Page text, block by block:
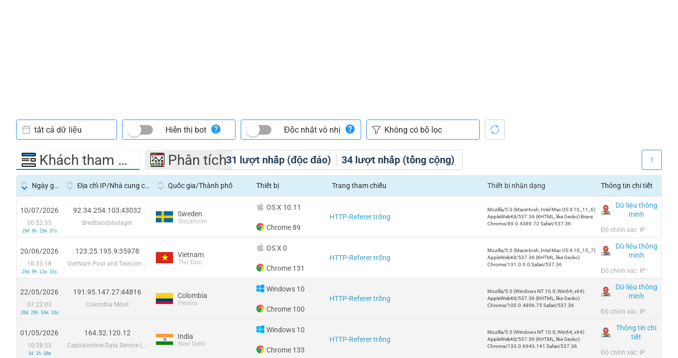
31 lượt nhấp (độc đáo) 34 lượt nhấp (tổng cộng)
tất cả dữ liệu Hiển thị bot Độc nhất vô nhị
Khách tham quan Phân tích 1
Ngày giờ Địa chỉ IP/Nhà cung cấp dịch vụ Quốc gia/Thành phố Thiết bị Trang tham chiếu Thiết bị nhận dạng Thông tin chi tiết
10/07/2026
00:52:55
19d 8h 19m 37s
92.34.254.103:43032
Bredbandsbolaget
Sweden
Stockholm
OS X 10.11
Chrome 89
HTTP-Referer trống
Mozilla/5.0 (Macintosh; Intel Mac OS X 10_11_6)
AppleWebKit/537.36 (KHTML, like Gecko) Brave
Chrome/89.0.4389.72 Safari/537.36
Dữ liệu thông
minh
Độ chính xác: IP
20/06/2026
16:33:18
29d 9h 11m 15s
123.25.195.9:35978
VietNam Post and Telecom Corporation
Vietnam
Thủ Đức
OS X 0
Chrome 131
HTTP-Referer trống
Mozilla/5.0 (Macintosh; Intel Mac OS X 10_15_7)
AppleWebKit/537.36 (KHTML, like Gecko)
Chrome/131.0.0.0 Safari/537.36
Dữ liệu thông
minh
Độ chính xác: IP
22/05/2026
07:22:03
20d 20h 53m 10s
191.95.147.27:44816
Colombia Móvil
Colombia
Pereira
Windows 10
Chrome 100
HTTP-Referer trống
Mozilla/5.0 (Windows NT 10.0; Win64; x64)
AppleWebKit/537.36 (KHTML, like Gecko)
Chrome/100.0.4896.75 Safari/537.36
Dữ liệu thông
minh
Độ chính xác: IP
01/05/2026
10:28:53
3d 1h 38m
164.52.120.12
Capitalonline Data Service (HK) Co
India
New Delhi
Windows 10
Chrome 133
HTTP-Referer trống
Mozilla/5.0 (Windows NT 10.0; Win64; x64)
AppleWebKit/537.36 (KHTML, like Gecko)
Chrome/133.0.6943.141 Safari/537.36
Thông tin chi
tiết
Độ chính xác: IP